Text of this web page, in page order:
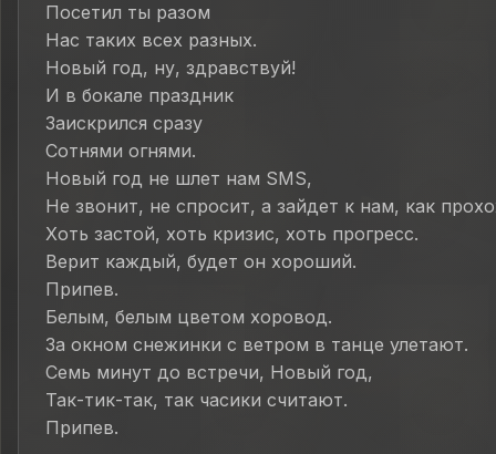
Посетил ты разом
Нас таких всех разных.
Новый год, ну, здравствуй!
И в бокале праздник
Заискрился сразу
Сотнями огнями.
Новый год не шлет нам SMS,
Не звонит, не спросит, а зайдет к нам, как
Хоть застой, хоть кризис, хоть прогресс.
Верит каждый, будет он хороший.
Припев.
Белым, белым цветом хоровод.
За окном снежинки с ветром в танце улетают.
Семь минут до встречи, Новый год,
Так-тик-так, так часики считают.
Припев.